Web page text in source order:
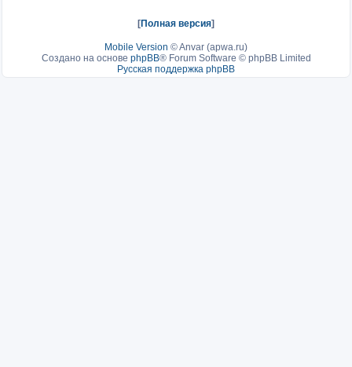
[Полная версия]
Mobile Version ©Anvar (apwa.ru)
Создано на основе phpBB® Forum Software © phpBB Limited
Русская поддержка phpBB